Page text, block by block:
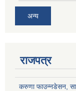
अन्य
राजपत्र
करुणा फाउन्नडेसन,